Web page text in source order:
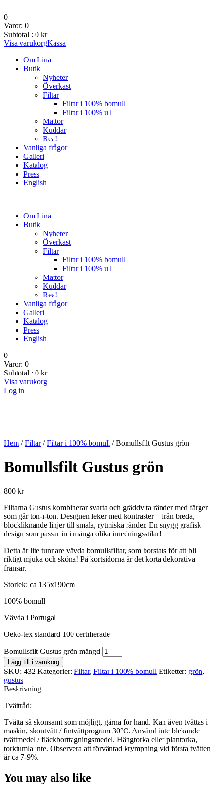
0
Varor: 0
Subtotal : 0 kr
Visa varukorgKassa
Om Lina
Butik
Nyheter
Överkast
Filtar
Filtar i 100% bomull
Filtar i 100% ull
Mattor
Kuddar
Rea!
Vanliga frågor
Galleri
Katalog
Press
English
Om Lina
Butik
Nyheter
Överkast
Filtar
Filtar i 100% bomull
Filtar i 100% ull
Mattor
Kuddar
Rea!
Vanliga frågor
Galleri
Katalog
Press
English
0
Varor: 0
Subtotal : 0 kr
Visa varukorg
Log in
Hem /Filtar/Filtar i 100% bomull / Bomullsfilt Gustus grön
Bomullsfilt Gustus grön
800 kr
Filtarna Gustus kombinerar svarta och gräddvita ränder med färger
som går ton-i-ton. Designen leker med kontraster – från breda,
blockliknande linjer till smala, rytmiska ränder. En snygg grafisk
design som passar in i många olika inredningsstilar!
Detta är lite tunnare vävda bomullsfiltar, som borstats för att bli
riktigt mjuka och sköna! På kortsidorna är det korta dekorativa
fransar.
Storlek: ca 135x190cm
100% bomull
Vävda i Portugal
Oeko-tex standard 100 certifierade
Bomullsfilt Gustus grön mängd
Lägg till i varukorg
SKU: 432 Kategorier: Filtar, Filtar i 100% bomull Etiketter: grön,
gustus
Beskrivning
Tvättråd:
Tvätta så skonsamt som möjligt, gärna för hand. Kan även tvättas i
maskin, skontvätt / fintvättprogram 30°C. Använd inte blekande
tvättmedel / fläckborttagningsmedel. Hängtorka eller plantorka,
torktumla inte. Observera att förväntad krympning vid första tvätten
är ca 7-9%.
You may also like